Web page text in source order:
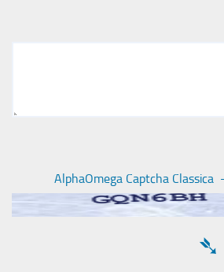
AlphaOmega Captcha
➴